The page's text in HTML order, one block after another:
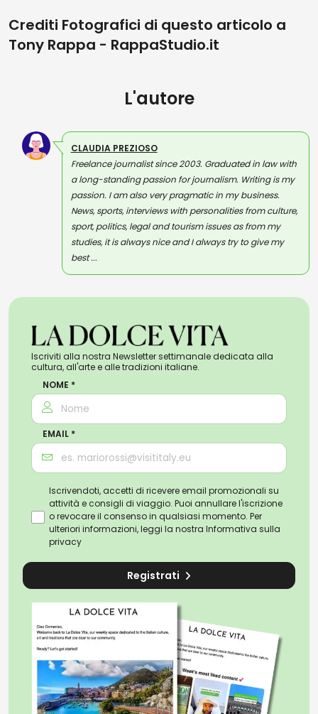
Crediti Fotografici di questo articolo a
Tony Rappa - RappaStudio.it
L'autore
CLAUDIA PREZIOSO
Freelance journalist since 2003. Graduated in law with
a long-standing passion for journalism. Writing is my
passion. I am also very pragmatic in my business.
News, sports, interviews with personalities from culture,
sport, politics, legal and tourism issues as from my
studies, it is always nice and I always try to give my
best ...
Iscriviti alla nostra Newsletter settimanale dedicata alla
cultura, all'arte e alle tradizioni italiane.
NOME *
EMAIL *
Iscrivendoti, accetti di ricevere email promozionali su
attività e consigli di viaggio. Puoi annullare l'iscrizione
o revocare il consenso in qualsiasi momento. Per
ulteriori informazioni, leggi la nostra Informativa sulla
privacy
Registrati